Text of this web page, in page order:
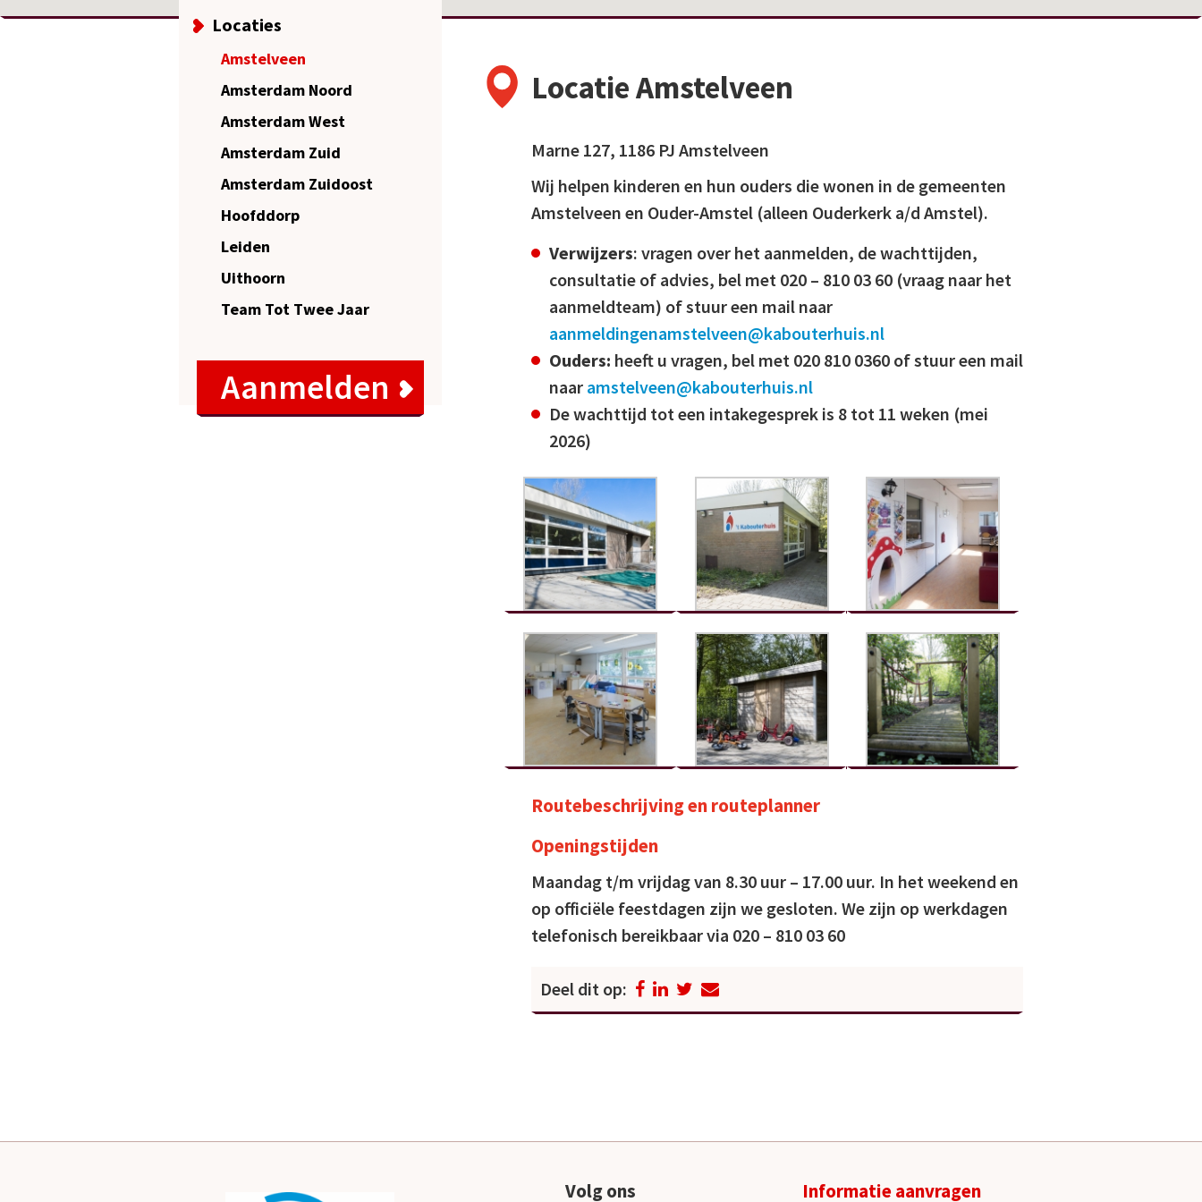
Locaties
Amstelveen
Amsterdam Noord
Amsterdam West
Amsterdam Zuid
Amsterdam Zuidoost
Hoofddorp
Leiden
Uithoorn
Team Tot Twee Jaar
Aanmelden
Locatie Amstelveen
Marne 127, 1186 PJ Amstelveen
Wij helpen kinderen en hun ouders die wonen in de gemeenten
Amstelveen en Ouder-Amstel (alleen Ouderkerk a/d Amstel).
Verwijzers: vragen over het aanmelden, de wachttijden,
consultatie of advies, bel met 020 – 810 03 60 (vraag naar het
aanmeldteam) of stuur een mail naar
aanmeldingenamstelveen@kabouterhuis.nl
Ouders: heeft u vragen, bel met 020 810 0360 of stuur een mail
naar amstelveen@kabouterhuis.nl
De wachttijd tot een intakegesprek is 8 tot 11 weken (mei
2026)
Routebeschrijvingenrouteplanner
Openingstijden
Maandag t/m vrijdag van 8.30 uur – 17.00 uur. In het weekend en
op officiële feestdagen zijn we gesloten. We zijn op werkdagen
telefonisch bereikbaar via 020 – 810 03 60
Deel dit op:
Volg ons Informatie aanvragen